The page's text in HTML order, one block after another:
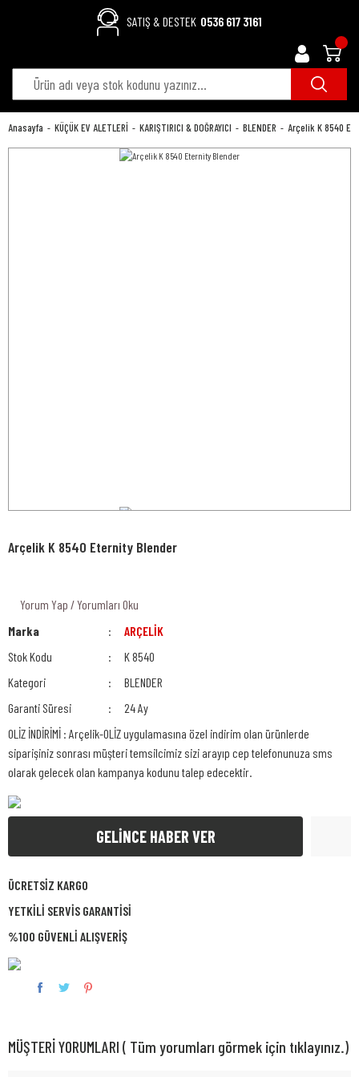
SATIŞ & DESTEK 0536 617 3161
Anasayfa KÜÇÜK EV ALETLERİ KARIŞTIRICI & DOĞRAYICI BLENDER Arçelik K 8540
Arçelik K 8540 Eternity Blender
Yorum Yap / Yorumları Oku
Marka
ARÇELİK
Stok Kodu
K 8540
Kategori
BLENDER
Garanti Süresi
24 Ay
OLİZ İNDİRİMİ : Arçelik-OLİZ uygulamasına özel indirim olan ürünlerde
siparişiniz sonrası müşteri temsilcimiz sizi arayıp cep telefonunuza sms
olarak gelecek olan kampanya kodunu talep edecektir.
GELİNCE HABER VER
ÜCRETSİZ KARGO
YETKİLİ SERVİS GARANTİSİ
%100 GÜVENLİ ALIŞVERİŞ
MÜŞTERİ YORUMLARI ( Tüm yorumları görmek için tıklayınız.)